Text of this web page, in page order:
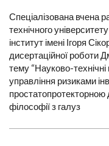
Спеціалізована вчена
технічного
інститут імені Ігоря
дисертаційної роботи
тему “Науково-
управління ризиками
простатопротекторною
філософії з галуз